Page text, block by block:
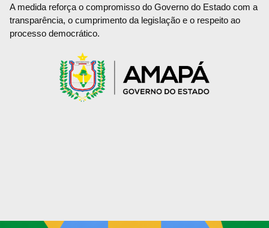
A medida reforça o compromisso do Governo do Estado com a
transparência, o cumprimento da legislação e o respeito ao
processo democrático.